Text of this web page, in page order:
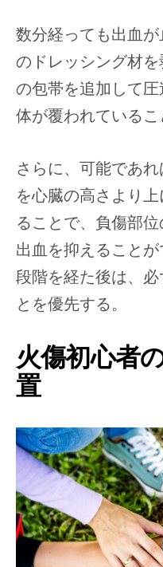
数分経っても出血
のドレッシング材
の包帯を追加して
体が覆われているこ
さらに、可能であ
を心臓の高さより
ることで、負傷部
出血を抑えること
段階を経た後は、
とを優先する。
火傷初心者
置